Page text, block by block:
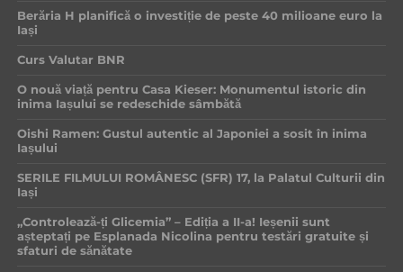
Berăria H planifică o investiție de peste 40 milioane euro la
Iași
Curs Valutar BNR
O nouă viață pentru Casa Kieser: Monumentul istoric din
inima Iașului se redeschide sâmbătă
Oishi Ramen: Gustul autentic al Japoniei a sosit în inima
Iașului
SERILE FILMULUI ROMÂNESC (SFR) 17, la Palatul Culturii din
Iași
„Controlează-ți Glicemia” – Ediția a II-a! Ieșenii sunt
așteptați pe Esplanada Nicolina pentru testări gratuite și
sfaturi de sănătate